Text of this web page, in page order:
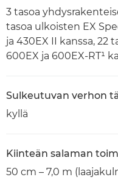
3 tasoa
tasoa ulkoisten EX
ja 430EX II kanssa, 22
600EX ja 600EX-RT¹
Sulkeutuvan verhon
kyllä
Kiinteän salaman
50 cm – 7,0 m